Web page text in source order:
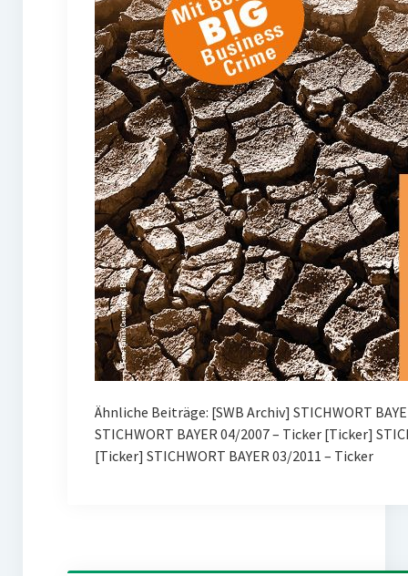
Ähnliche Beiträge: [SWB Archiv] STICHWORT
STICHWORT BAYER 04/2007 – Ticker [Ticker]
[Ticker] STICHWORT BAYER 03/2011 – Ticker